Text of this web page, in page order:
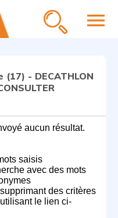
menu
- DECATHLON
aucun résultat.
saisis
avec des mots
des critères
le lien ci-